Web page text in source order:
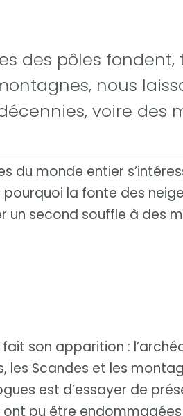
des pôles
nous
voire des
du monde entier
la fonte des
un second souffle à des
son apparition :
les Scandes et les
est d’essayer de
pu être